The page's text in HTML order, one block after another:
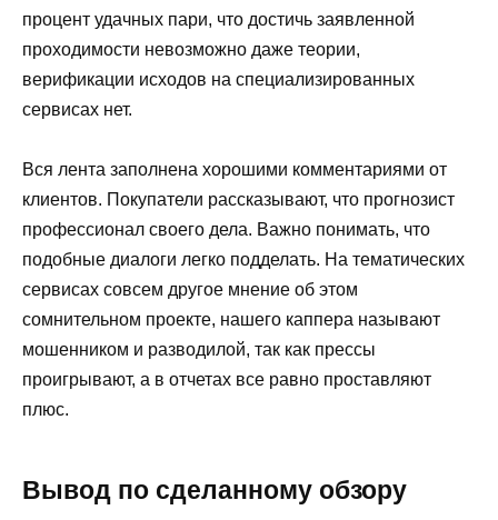
процент удачных пари, что достичь заявленной
проходимости невозможно даже теории,
верификации исходов на специализированных
сервисах нет.
Вся лента заполнена хорошими комментариями от
клиентов. Покупатели рассказывают, что прогнозист
профессионал своего дела. Важно понимать, что
подобные диалоги легко подделать. На тематических
сервисах совсем другое мнение об этом
сомнительном проекте, нашего каппера называют
мошенником и разводилой, так как прессы
проигрывают, а в отчетах все равно проставляют
плюс.
Вывод по сделанному обзору